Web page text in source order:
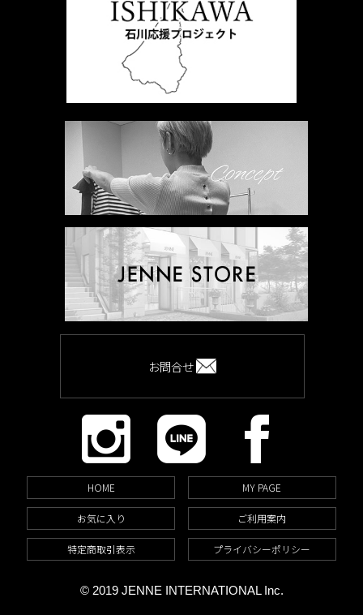
お問合せ
HOME MY PAGE
お気に入り ご利用案内
特定商取引表示 プライバシーポリシー
© 2019 JENNE INTERNATIONAL Inc.